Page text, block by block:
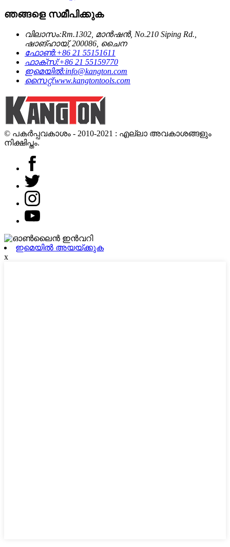
ഞങ്ങളെ സമീപിക്കുക
വിലാസം:Rm.1302, മാൻഷൻ, No.210 Siping Rd.,
ഷാങ്ഹായ്, 200086, ചൈന
ഫോൺ:+86 21 55151611
ഫാക്സ്:+86 21 55159770
ഇമെയിൽ:info@kangton.com
സൈറ്റ്:www.kangtontools.com
© പകർപ്പവകാശം - 2010-2021 : എല്ലാ അവകാശങ്ങളും
നിക്ഷിപ്തം.
ഇമെയിൽ അയയ്ക്കുക
x